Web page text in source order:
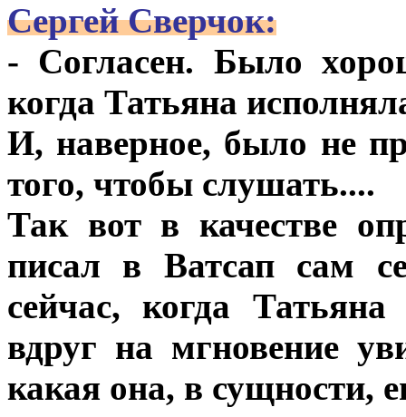
Сергей Сверчок:
- Согласен. Было
когда Татьяна
И, наверное, было не
того, чтобы слушать....
Так вот в качестве
писал в Ватсап сам
сейчас, когда
вдруг на мгновение
какая она, в сущности,